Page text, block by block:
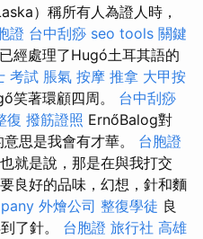
）稱所有人為證人時，
證 台中刮痧 seo tools 關鍵
經處理了Hugó土耳其語的
考試 脹氣 按摩 推拿 大甲按
笑著環顧四周。 台中刮痧
復 撥筋證照 ErnőBalog對
思是我會有才華。 台胞證
也就是說，那是在與我打交
良好的品味，幻想，針和麵
外燴公司 整復學徒 良
了針。 台胞證 旅行社 高雄